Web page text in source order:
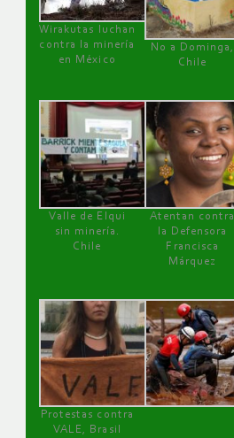
Wirakutas luchan
contra la minería
en México
No a Dominga,
Chile
Valle de Elqui
sin minería.
Chile
Atentan contra
la Defensora
Francisca
Márquez
Protestas contra
VALE, Brasil